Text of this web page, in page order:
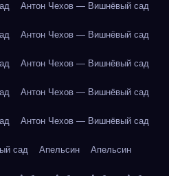
Антон Чехов — Вишнёвый сад
Антон Чехов — Вишнёвый сад
Антон Чехов — Вишнёвый сад
Антон Чехов — Вишнёвый сад
Антон Чехов — Вишнёвый сад
сад Апельсин Апельсин